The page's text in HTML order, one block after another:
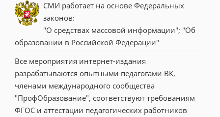
СМИ работает на основе Федеральных
законов:
"О средствах массовой информации"; "Об
образовании в Российской Федерации"
Все мероприятия интернет-издания
разрабатываются опытными педагогами ВК,
членами международного сообщества
"ПрофОбразование", соответствуют требованиям
ФГОС и аттестации педагогических работников